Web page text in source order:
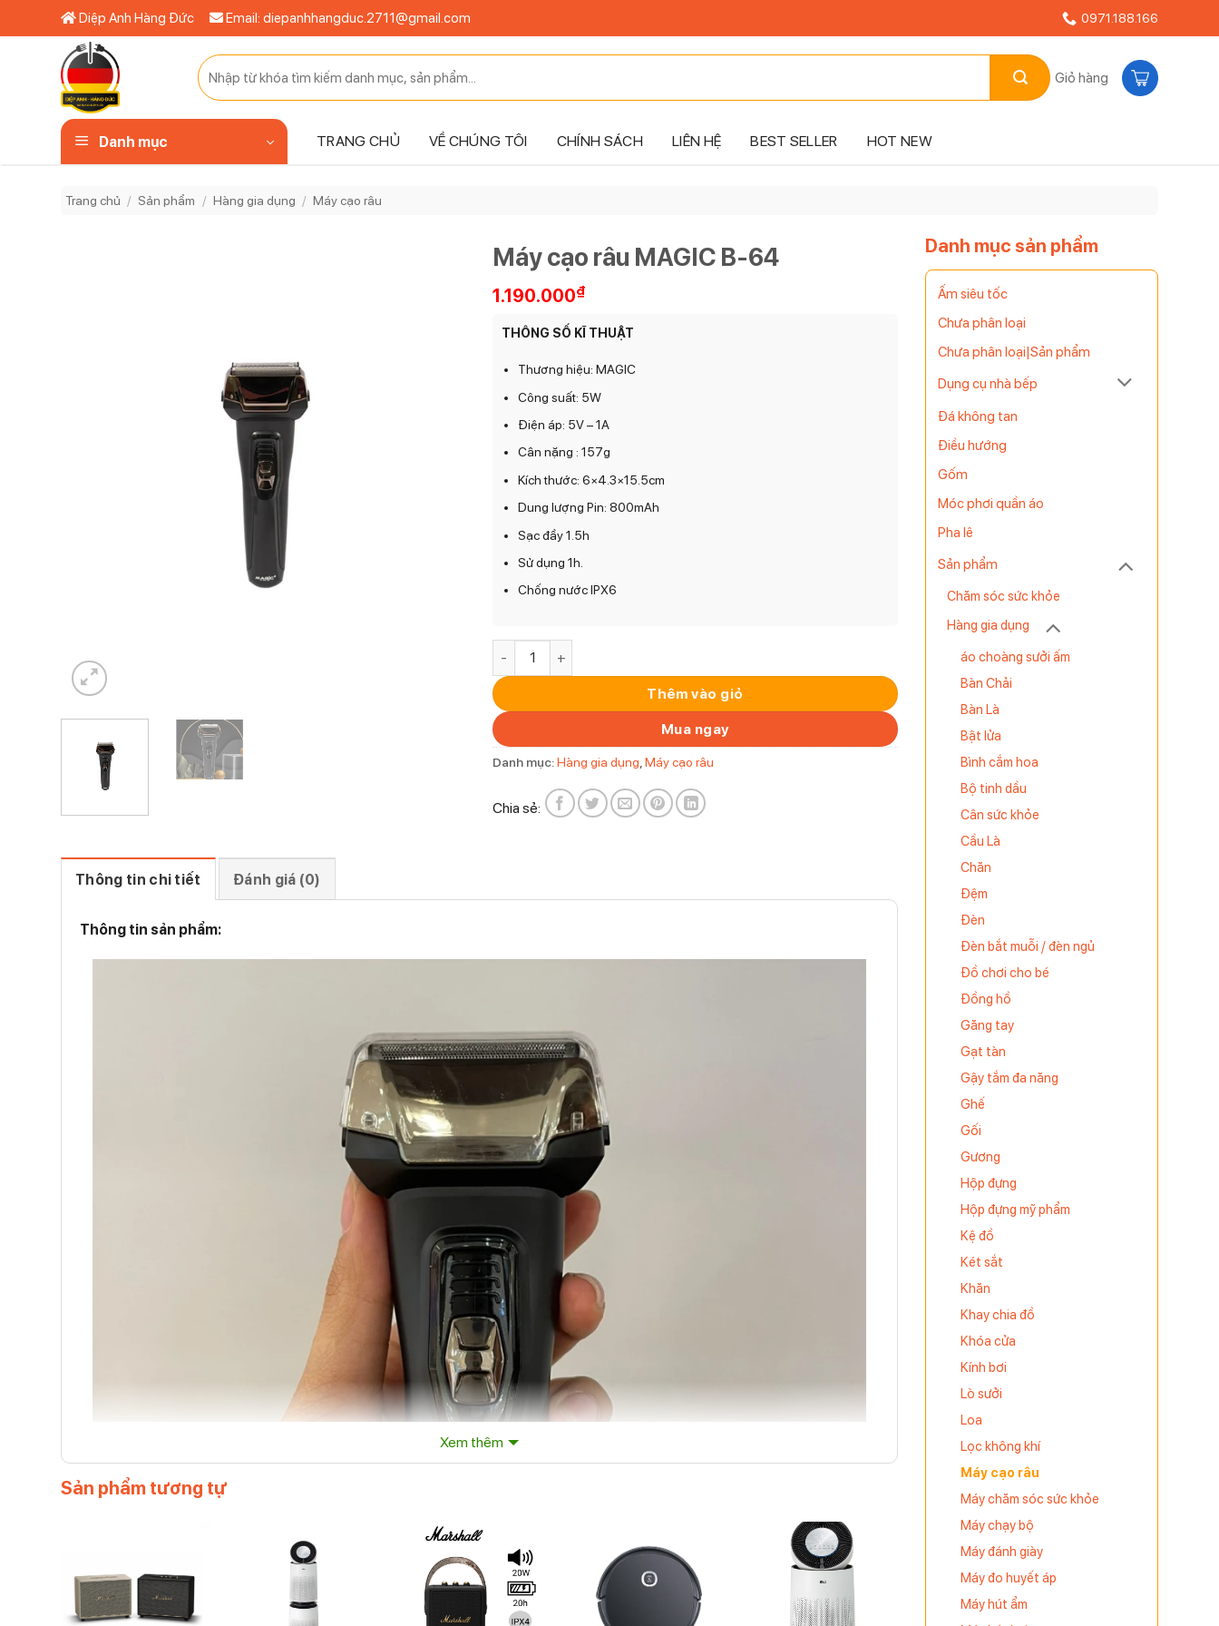
qua
Diệp Anh Hàng Đức Email: diepanhhangduc.2711@gmail.com 0971.188.166
Tìm
kiếm:
Giỏ hàng
Danh mục TRANG CHỦ VỀ CHÚNG TÔI CHÍNH SÁCH LIÊN HỆ BEST SELLER HOT NEW
Trang chủ / Sản phẩm / Hàng gia dụng / Máy cạo râu
Danh mục sản phẩm
Ấm siêu tốc
Chưa phân loại
Chưa phân loại|Sản phẩm
Dụng cụ nhà bếp
Đá không tan
Điều hướng
Gốm
Móc phơi quần áo
Pha lê
Sản phẩm
Chăm sóc sức khỏe
Hàng gia dụng
áo choàng sưởi ấm
Bàn Chải
Bàn Là
Bật lửa
Bình cắm hoa
Bộ tinh dầu
Cân sức khỏe
Cầu Là
Chăn
Đệm
Đèn
Đèn bắt muỗi / đèn ngủ
Đồ chơi cho bé
Đồng hồ
Găng tay
Gạt tàn
Gậy tắm đa năng
Ghế
Gối
Gương
Hộp đựng
Hộp đựng mỹ phẩm
Kệ đồ
Két sắt
Khăn
Khay chia đồ
Khóa cửa
Kính bơi
Lò sưởi
Loa
Lọc không khí
Máy cạo râu
Máy chăm sóc sức khỏe
Máy chạy bộ
Máy đánh giày
Máy đo huyết áp
Máy hút ẩm
Máy cạo râu MAGIC B-64
1.190.000₫
THÔNG SỐ KĨ THUẬT
Thương hiệu: MAGIC
Công suất: 5W
Điện áp: 5V – 1A
Cân nặng : 157g
Kích thước: 6×4.3×15.5cm
Dung lượng Pin: 800mAh
Sạc đầy 1.5h
Sử dụng 1h.
Chống nước IPX6
Máy cạo râu MAGIC B-64 số lượng
Thêm vào giỏ
Mua ngay
Danh mục:Hàng gia dụng ,Máy cạo râu
Chia sẻ:
Thông tin chi tiết Đánh giá (0)
Thông tin sản phẩm:
Xem thêm
Sản phẩm tương tự